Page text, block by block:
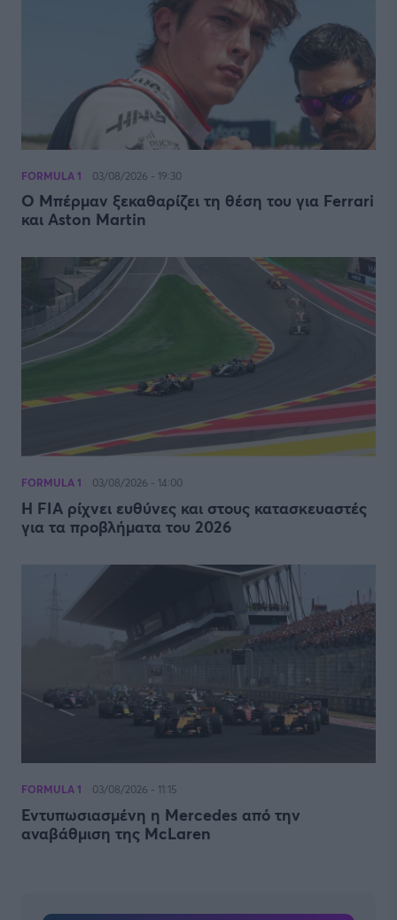
FORMULA 1 03/08/2026 - 19:30
Ο Μπέρμαν ξεκαθαρίζει τη θέση του για Ferrari
και Aston Martin
FORMULA 1 03/08/2026 - 14:00
Η FIA ρίχνει ευθύνες και στους κατασκευαστές
για τα προβλήματα του 2026
FORMULA 1 03/08/2026 - 11:15
Εντυπωσιασμένη η Mercedes από την
αναβάθμιση της McLaren